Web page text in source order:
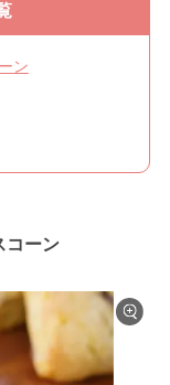
ン
コーン